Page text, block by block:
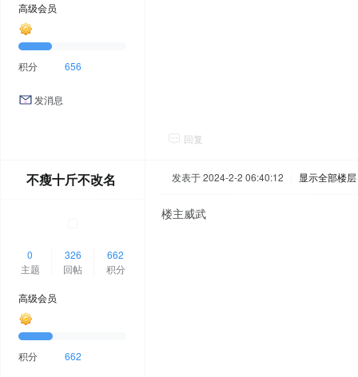
高级会员
积分 656
发消息
回复
不瘦十斤不改名
0
主题
326
回帖
662
积分
高级会员
积分 662
发表于 2024-2-2 06:40:12 显示全部楼层
楼主威武